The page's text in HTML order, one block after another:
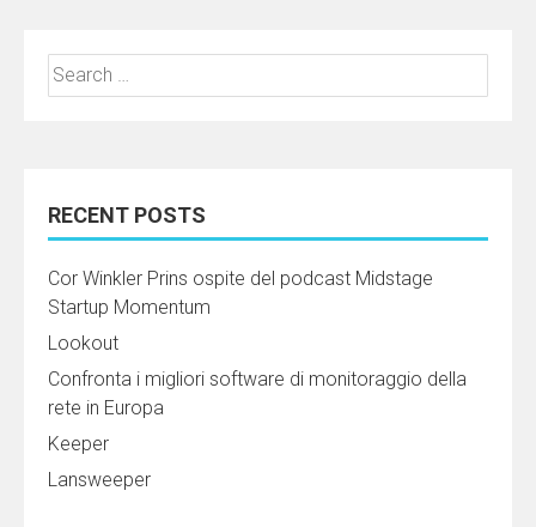
Search
for:
RECENT POSTS
Cor Winkler Prins ospite del podcast Midstage
Startup Momentum
Lookout
Confronta i migliori software di monitoraggio della
rete in Europa
Keeper
Lansweeper